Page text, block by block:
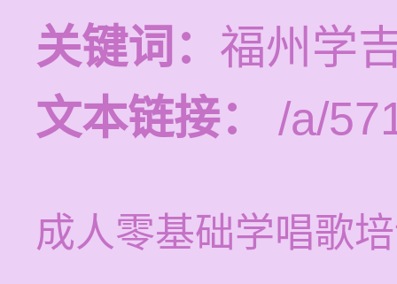
关键词： 福州学
文本链接：
/a/
成人零基础学唱歌